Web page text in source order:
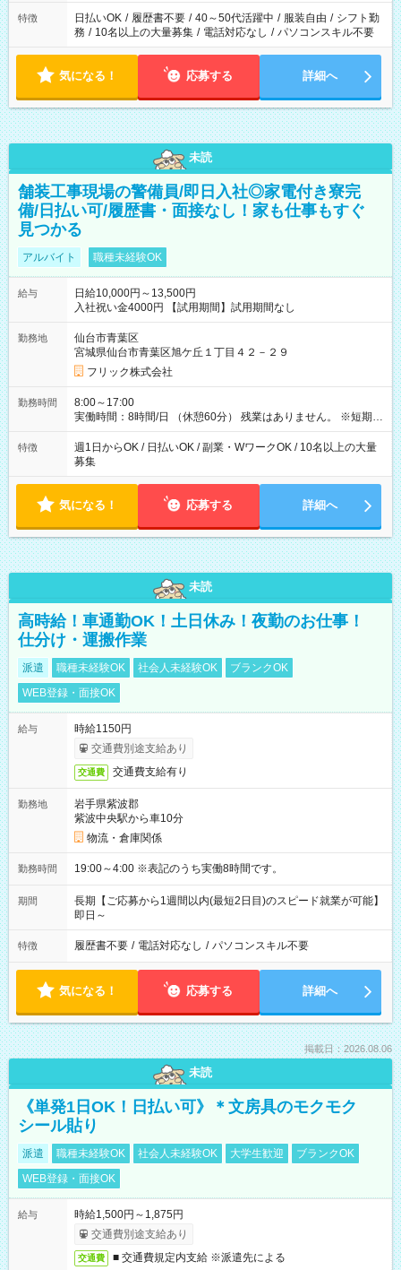
特徴 日払いOK / 履歴書不要 / 40～50代活躍中 / 服装自由 / シフト勤
務 / 10名以上の大量募集 / 電話対応なし / パソコンスキル不要
気になる！ 応募する 詳細へ
未読
舗装工事現場の警備員/即日入社◎家電付き寮完
備/日払い可/履歴書・面接なし！家も仕事もすぐ
見つかる
アルバイト 職種未経験OK
給与
日給10,000円～13,500円
入社祝い金4000円 【試用期間】試用期間なし
勤務地
仙台市青葉区
宮城県仙台市青葉区旭ケ丘１丁目４２－２９
フリック株式会社
勤務時間
8:00～17:00
実働時間：8時間/日 （休憩60分） 残業はありません。 ※短期の
募集は行っておりません。予めご了承くださいませ。
特徴
週1日からOK / 日払いOK / 副業・WワークOK / 10名以上の大量
募集
気になる！ 応募する 詳細へ
未読
高時給！車通勤OK！土日休み！夜勤のお仕事！
仕分け・運搬作業
派遣 職種未経験OK 社会人未経験OK
ブランクOK
WEB登録・面接OK
給与
時給1150円
交通費別途支給あり
交通費 交通費支給有り
勤務地
岩手県紫波郡
紫波中央駅から車10分
物流・倉庫関係
勤務時間 19:00～4:00 ※表記のうち実働8時間です。
期間
長期【ご応募から1週間以内(最短2日目)のスピード就業が可能】
即日～
特徴 履歴書不要 / 電話対応なし / パソコンスキル不要
気になる！ 応募する 詳細へ
掲載日：2026.08.06
未読
《単発1日OK！日払い可》＊文房具のモクモク
シール貼り
派遣 職種未経験OK 社会人未経験OK 大学生歓迎
ブランクOK
WEB登録・面接OK
給与
時給1,500円～1,875円
交通費別途支給あり
交通費 ■ 交通費規定内支給 ※派遣先による